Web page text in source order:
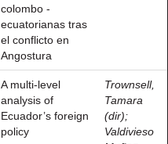
colombo -
ecuatorianas tras
el conflicto en
Angostura
A multi-level
analysis of
Ecuador’s foreign
policy
Trownsell,
Tamara
(dir);
Valdivieso